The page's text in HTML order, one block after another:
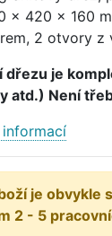
x 420 x 160
2 otvory z
dřezu je
atd.) Není
je obvykle
2 - 5